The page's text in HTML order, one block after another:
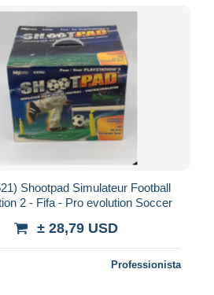
Shootpad Simulateur Football
2 - Fifa - Pro evolution Soccer
± 28,79 USD
Professionista